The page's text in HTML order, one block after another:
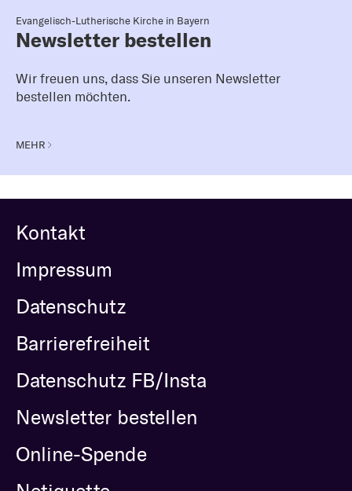
Evangelisch-Lutherische Kirche in Bayern
Newsletter bestellen
Wir freuen uns, dass Sie unseren Newsletter
bestellen möchten.
MEHR
Kontakt
Impressum
Datenschutz
Barrierefreiheit
Datenschutz FB/Insta
Newsletter bestellen
Online-Spende